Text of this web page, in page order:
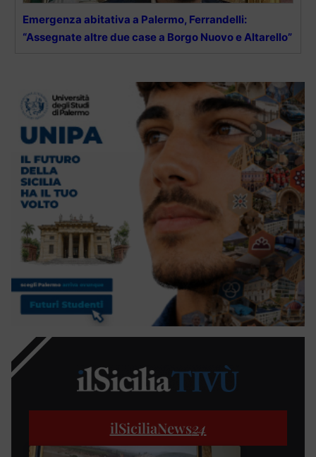
Emergenza abitativa a Palermo, Ferrandelli:
“Assegnate altre due case a Borgo Nuovo e Altarello”
ilSiciliaNews24